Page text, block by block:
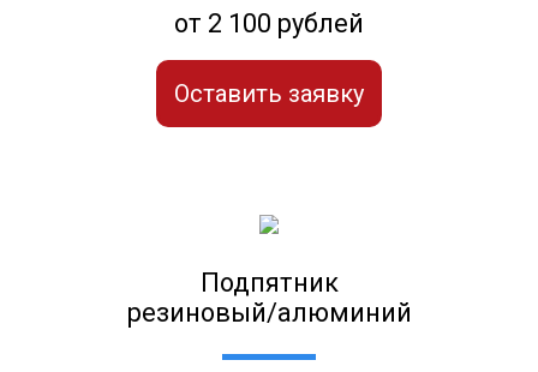
от 2 100 рублей
Оставить заявку
Подпятник
резиновый/алюминий